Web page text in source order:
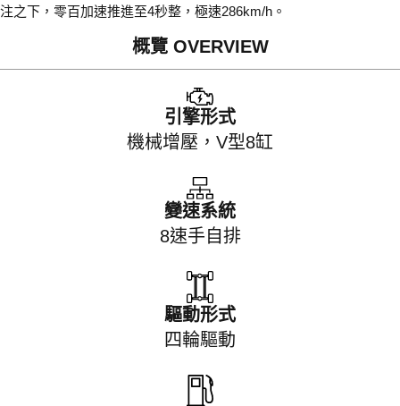
注之下，零百加速推進至4秒整，極速286km/h。
概覽 OVERVIEW
引擎形式
機械增壓，V型8缸
變速系統
8速手自排
驅動形式
四輪驅動